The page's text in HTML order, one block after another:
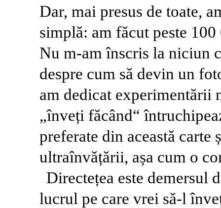
Dar, mai presus de toate,
simplă: am făcut peste
Nu m-am înscris la niciun
despre cum să devin un
am dedicat experimentării
„înveți făcând“
preferate din această
ultraînvățării, așa cum o
Directețea este demersul
lucrul pe care vrei să-l